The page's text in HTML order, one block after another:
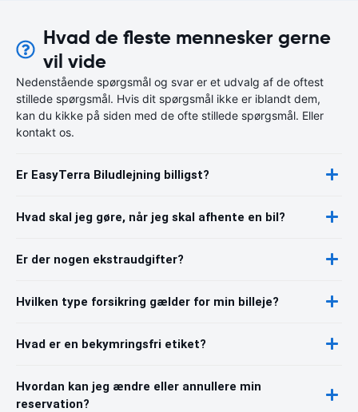
Hvad de fleste mennesker gerne
vil vide
Nedenstående spørgsmål og svar er et udvalg af de oftest
stillede spørgsmål. Hvis dit spørgsmål ikke er iblandt dem,
kan du kikke på siden med de ofte stillede spørgsmål. Eller
kontakt os.
Er EasyTerra Biludlejning billigst?
Hvad skal jeg gøre, når jeg skal afhente en bil?
Er der nogen ekstraudgifter?
Hvilken type forsikring gælder for min billeje?
Hvad er en bekymringsfri etiket?
Hvordan kan jeg ændre eller annullere min
reservation?